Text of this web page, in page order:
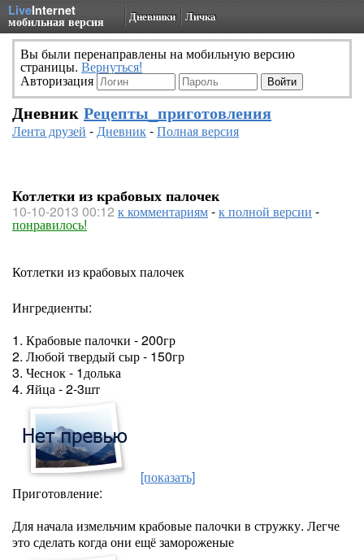
LiveInternet
мобильная версия Дневники Личка
Вы были перенаправлены на мобильную версию
страницы. Вернуться!
Авторизация
Дневник Рецепты_приготовления
Лента друзей -Дневник-Полная версия
Котлетки из крабовых палочек
10-10-2013 00:12 к комментариям-к полной версии -
понравилось!
Котлетки из крабовых палочек
Ингредиенты:
1. Крабовые палочки - 200гр
2. Любой твердый сыр - 150гр
3. Чеснок - 1долька
4. Яйца - 2-3шт
[показать]
Приготовление:
Для начала измельчим крабовые палочки в стружку. Легче
это сделать когда они ещё замороженые